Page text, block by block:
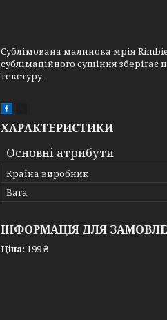
Сублімована малинова мрія
сублімаційного сушіння
текстуру.
ХАРАКТЕРИСТИКИ
Основні атрибути
Країна виробник
Вага
ІНФОРМАЦІЯ ДЛЯ
Ціна: 199 ₴